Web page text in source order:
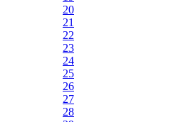
20
21
22
23
24
25
26
27
28